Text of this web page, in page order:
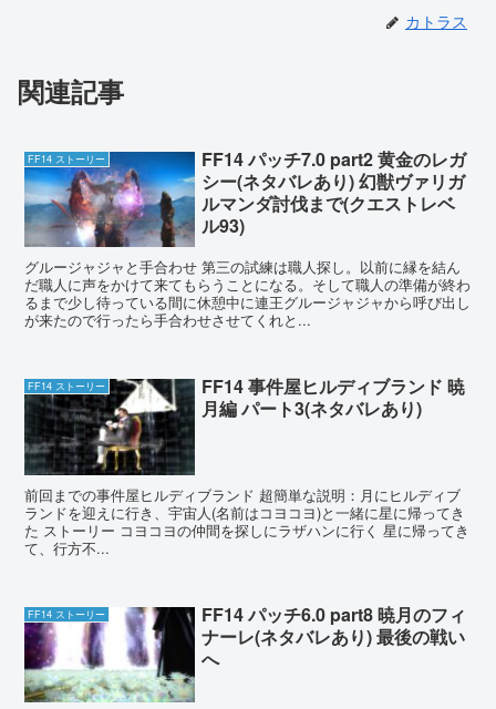
カトラス
関連記事
FF14 ストーリー
FF14 パッチ7.0 part2 黄金のレガ
シー(ネタバレあり) 幻獣ヴァリガ
ルマンダ討伐まで(クエストレベ
ル93)
グルージャジャと手合わせ 第三の試練は職人探し。以前に縁を結ん
だ職人に声をかけて来てもらうことになる。そして職人の準備が終わ
るまで少し待っている間に休憩中に連王グルージャジャから呼び出し
が来たので行ったら手合わせさせてくれと...
FF14 ストーリー
FF14 事件屋ヒルディブランド 暁
月編 パート3(ネタバレあり)
前回までの事件屋ヒルディブランド 超簡単な説明：月にヒルディブ
ランドを迎えに行き、宇宙人(名前はコヨコヨ)と一緒に星に帰ってき
た ストーリー コヨコヨの仲間を探しにラザハンに行く 星に帰ってき
て、行方不...
FF14 ストーリー
FF14 パッチ6.0 part8 暁月のフィ
ナーレ(ネタバレあり) 最後の戦い
へ